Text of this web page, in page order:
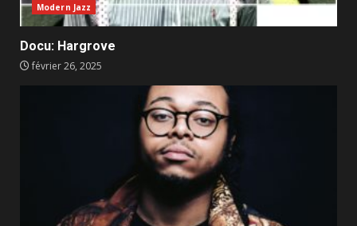
Modern Jazz
Docu: Hargrove
février 26, 2025